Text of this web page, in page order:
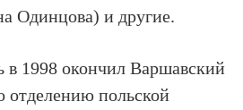
Одинцова) и другие.
в 1998 окончил Варшавский
отделению польской